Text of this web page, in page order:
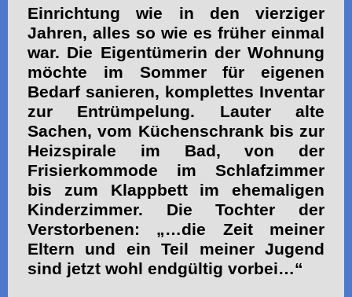
Einrichtung wie in den vierziger
Jahren, alles so wie es früher einmal
war. Die Eigentümerin der Wohnung
möchte im Sommer für eigenen
Bedarf sanieren, komplettes Inventar
zur Entrümpelung. Lauter alte
Sachen, vom Küchenschrank bis zur
Heizspirale im Bad, von der
Frisierkommode im Schlafzimmer
bis zum Klappbett im ehemaligen
Kinderzimmer. Die Tochter der
Verstorbenen: „…die Zeit meiner
Eltern und ein Teil meiner Jugend
sind jetzt wohl endgültig vorbei…“